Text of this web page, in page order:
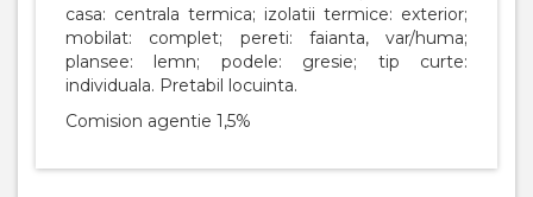
casa: centrala termica; izolatii termice: exterior;
mobilat: complet; pereti: faianta, var/huma;
plansee: lemn; podele: gresie; tip curte:
individuala. Pretabil locuinta.
Comision agentie 1,5%